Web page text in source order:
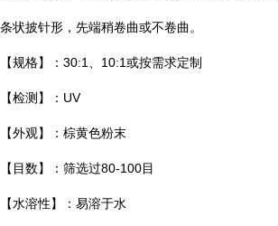
条状披针形，先端稍卷曲或不卷曲。
【规格】：30:1、10:1或按需求定制
【检测】：UV
【外观】：棕黄色粉末
【目数】：筛选过80-100目
【水溶性】：易溶于水